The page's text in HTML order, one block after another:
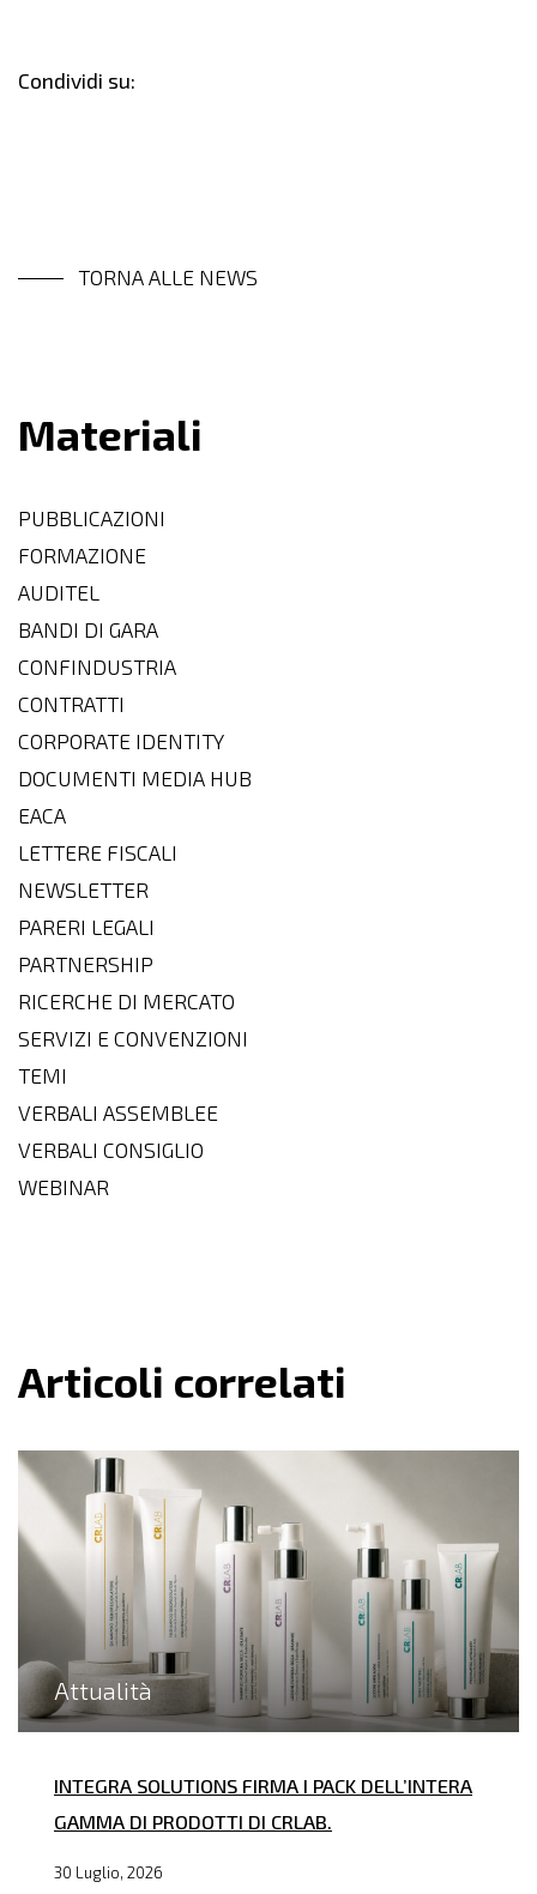
Condividi su:
TORNA ALLE NEWS
Materiali
PUBBLICAZIONI
FORMAZIONE
AUDITEL
BANDI DI GARA
CONFINDUSTRIA
CONTRATTI
CORPORATE IDENTITY
DOCUMENTI MEDIA HUB
EACA
LETTERE FISCALI
NEWSLETTER
PARERI LEGALI
PARTNERSHIP
RICERCHE DI MERCATO
SERVIZI E CONVENZIONI
TEMI
VERBALI ASSEMBLEE
VERBALI CONSIGLIO
WEBINAR
Articoli correlati
Attualità
INTEGRA SOLUTIONS FIRMA I PACK DELL’INTERA
GAMMA DI PRODOTTI DI CRLAB.
30 Luglio, 2026